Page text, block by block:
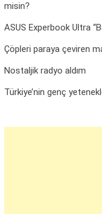
misin?
ASUS Experbook Ultra
Çöpleri paraya çeviren
Nostaljik radyo aldım
Türkiye’nin genç